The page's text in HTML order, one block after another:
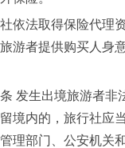
法取得保险代理
游者提供购买人身
生出境旅游者非
境内的，旅行社应
理部门、公安机关